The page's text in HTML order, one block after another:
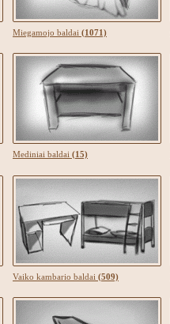
Miegamojo baldai (1071)
Mediniai baldai (15)
Vaiko kambario baldai (509)